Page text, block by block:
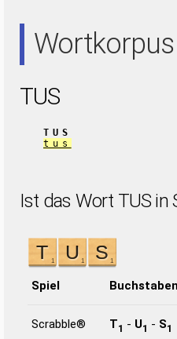
Wortkorpus
TUS
TUS
tus
Ist das Wort TUS in
Spiel Buchstaben
Scrabble® T1 - U1 - S1